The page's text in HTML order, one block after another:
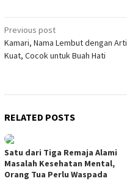
Post
navigation
Previous post
Kamari, Nama Lembut dengan Arti
Kuat, Cocok untuk Buah Hati
RELATED POSTS
Satu dari Tiga Remaja Alami
Masalah Kesehatan Mental,
Orang Tua Perlu Waspada